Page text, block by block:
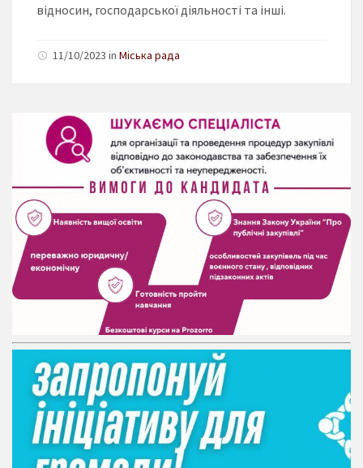
відносин, господарської діяльності та інші.
11/10/2023 in Міська рада